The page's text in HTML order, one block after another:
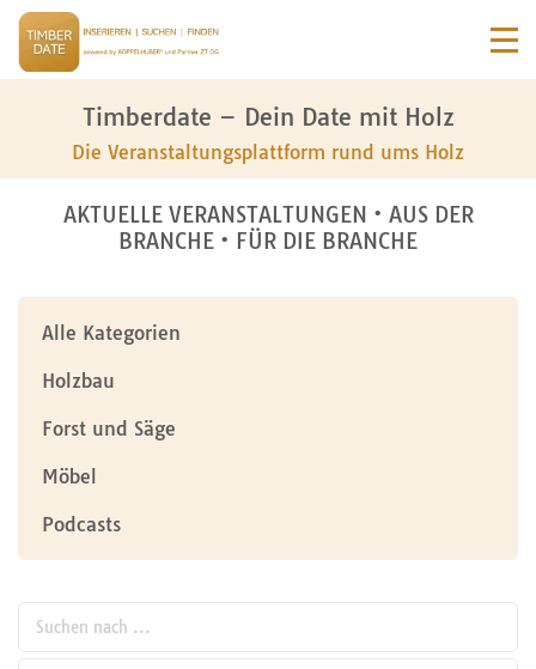
Timberdate – Dein Date mit Holz
Die Veranstaltungsplattform rund ums Holz
AKTUELLE VERANSTALTUNGEN • AUS DER
BRANCHE • FÜR DIE BRANCHE
Alle Kategorien
Holzbau
Forst und Säge
Möbel
Podcasts